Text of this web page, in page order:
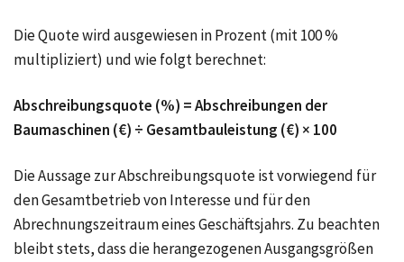
Die Quote wird ausgewiesen in Prozent (mit 100 %
multipliziert) und wie folgt berechnet:
Abschreibungsquote (%) = Abschreibungen der
Baumaschinen (€) ÷ Gesamtbauleistung (€) × 100
Die Aussage zur Abschreibungsquote ist vorwiegend für
den Gesamtbetrieb von Interesse und für den
Abrechnungszeitraum eines Geschäftsjahrs. Zu beachten
bleibt stets, dass die herangezogenen Ausgangsgrößen